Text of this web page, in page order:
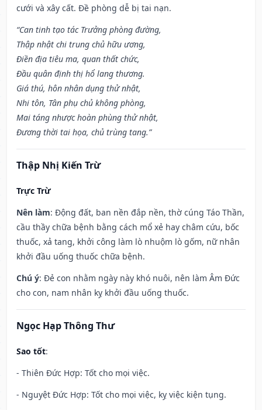
cưới và xây cất. Đề phòng dễ bị tai nạn.
“Can tinh tạo tác Trưởng phòng đường,
Thập nhật chi trung chủ hữu ương,
Điền địa tiêu ma, quan thất chức,
Đầu quân định thị hổ lang thương.
Giá thú, hôn nhân dụng thử nhật,
Nhi tôn, Tân phụ chủ không phòng,
Mai táng nhược hoàn phùng thử nhật,
Đương thời tai họa, chủ trùng tang.”
Thập Nhị Kiến Trừ
Trực Trừ
Nên làm: Động đất, ban nền đắp nền, thờ cúng Táo Thần,
cầu thầy chữa bệnh bằng cách mổ xẻ hay châm cứu, bốc
thuốc, xả tang, khởi công làm lò nhuộm lò gốm, nữ nhân
khởi đầu uống thuốc chữa bệnh.
Chú ý: Đẻ con nhằm ngày này khó nuôi, nên làm Âm Đức
cho con, nam nhân kỵ khởi đầu uống thuốc.
Ngọc Hạp Thông Thư
Sao tốt:
- Thiên Đức Hợp: Tốt cho mọi việc.
- Nguyệt Đức Hợp: Tốt cho mọi việc, kỵ việc kiện tụng.